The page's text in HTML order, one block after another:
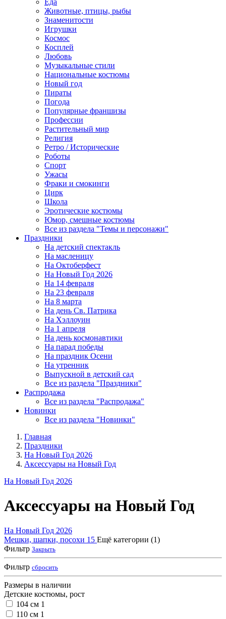
Еда
Животные, птицы, рыбы
Знаменитости
Игрушки
Космос
Косплей
Любовь
Музыкальные стили
Национальные костюмы
Новый год
Пираты
Погода
Популярные франшизы
Профессии
Растительный мир
Религия
Ретро / Исторические
Роботы
Спорт
Ужасы
Фраки и смокинги
Цирк
Школа
Эротические костюмы
Юмор, смешные костюмы
Все из раздела "Темы и персонажи"
Праздники
На детский спектакль
На масленицу
На Октоберфест
На Новый Год 2026
На 14 февраля
На 23 февраля
На 8 марта
На день Св. Патрика
На Хэллоуин
На 1 апреля
На день космонавтики
На парад победы
На праздник Осени
На утренник
Выпускной в детский сад
Все из раздела "Праздники"
Распродажа
Все из раздела "Распродажа"
Новинки
Все из раздела "Новинки"
Главная
Праздники
На Новый Год 2026
Аксессуары на Новый Год
На Новый Год 2026
Аксессуары на Новый Год
На Новый Год 2026
Мешки, шапки, посохи 15 Ещё категории (1)
Фильтр Закрыть
Фильтр сбросить
Размеры в наличии
Детские костюмы, рост
104 см 1
110 см 1